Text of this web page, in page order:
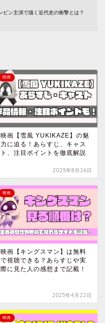
ン主演で描く近代史の衝撃とは？
映画
映画【雪風 YUKIKAZE】の魅
力に迫る！あらすじ、キャス
ト、注目ポイントを徹底解説
2025年8月26日
映画
映画【キングスマン】は無料
で視聴できる？あらすじや実
際に見た人の感想まで記載！
2025年4月22日
映画